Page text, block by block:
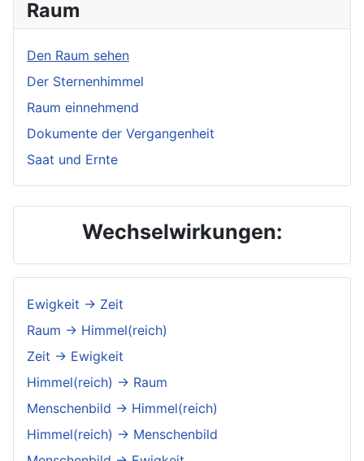
Raum
Den Raum sehen
Der Sternenhimmel
Raum einnehmend
Dokumente der Vergangenheit
Saat und Ernte
Wechselwirkungen:
Ewigkeit → Zeit
Raum → Himmel(reich)
Zeit → Ewigkeit
Himmel(reich) → Raum
Menschenbild → Himmel(reich)
Himmel(reich) → Menschenbild